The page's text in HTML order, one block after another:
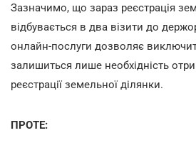
Зазначимо, що зараз реєстрація
відбувається в два візити до
онлайн-послуги дозволяє
залишиться лише необхідність
реєстрації земельної ділянки.
ПРОТЕ: